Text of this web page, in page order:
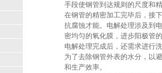
手段使钢管到达规则的尺度和
在钢管的精密加工完毕后，接
抗腐蚀才能。电解处理涉及到
密均匀的氧化膜，进步阳极管
电解处理完成后，还需求进行
为了去除钢管外表的水分，以
和生产效率。